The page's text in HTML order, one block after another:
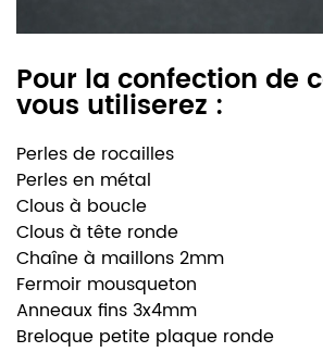
Pour la confection de
vous utiliserez :
Perles de rocailles
Perles en métal
Clous à boucle
Clous à tête ronde
Chaîne à maillons 2mm
Fermoir mousqueton
Anneaux fins 3x4mm
Breloque petite plaque ronde